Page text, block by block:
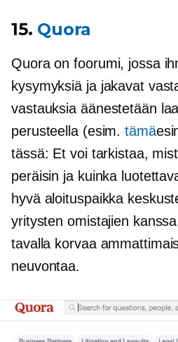
15. Quora
Quora on foorumi, jossa
kysymyksiä ja jakavat
vastauksia äänestetään
perusteella (esim.tämä
tässä: Et voi tarkistaa,
peräisin ja kuinka
hyvä aloituspaikka
yritysten omistajien
tavalla korvaa
neuvontaa.